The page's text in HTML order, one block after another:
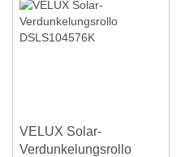
VELUX Solar-
Verdunkelungsrollo